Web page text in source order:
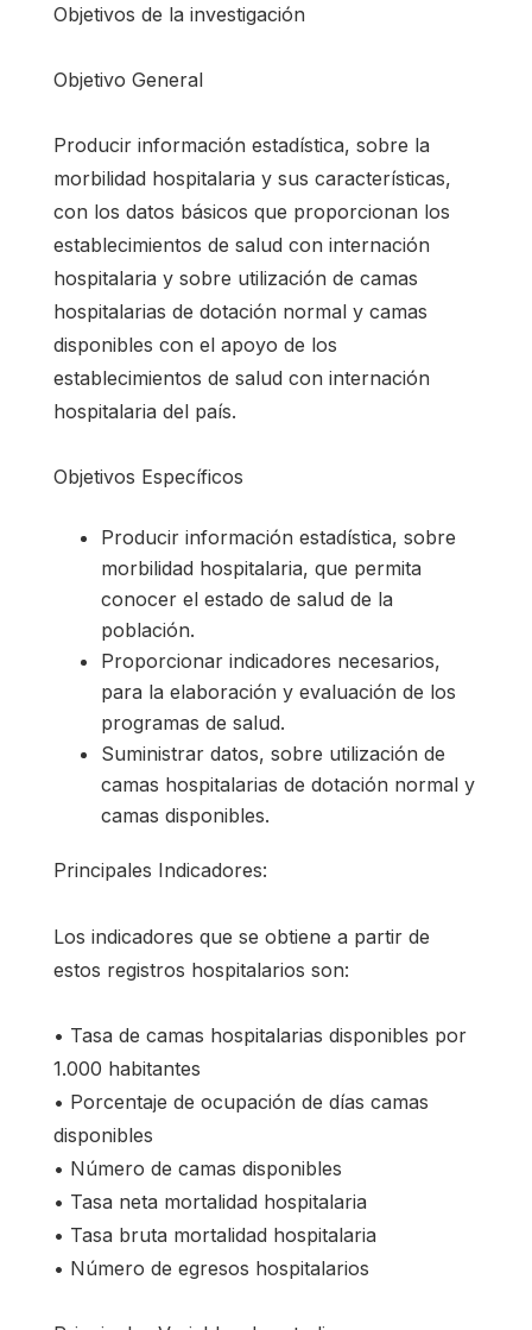
Objetivos de la investigación
Objetivo General
Producir información estadística, sobre la
morbilidad hospitalaria y sus características,
con los datos básicos que proporcionan los
establecimientos de salud con internación
hospitalaria y sobre utilización de camas
hospitalarias de dotación normal y camas
disponibles con el apoyo de los
establecimientos de salud con internación
hospitalaria del país.
Objetivos Específicos
Producir información estadística, sobre
morbilidad hospitalaria, que permita
conocer el estado de salud de la
población.
Proporcionar indicadores necesarios,
para la elaboración y evaluación de los
programas de salud.
Suministrar datos, sobre utilización de
camas hospitalarias de dotación normal y
camas disponibles.
Principales Indicadores:
Los indicadores que se obtiene a partir de
estos registros hospitalarios son:
• Tasa de camas hospitalarias disponibles por
1.000 habitantes
• Porcentaje de ocupación de días camas
disponibles
• Número de camas disponibles
• Tasa neta mortalidad hospitalaria
• Tasa bruta mortalidad hospitalaria
• Número de egresos hospitalarios